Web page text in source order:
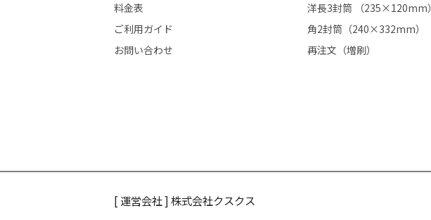
料金表
ご利用ガイド
お問い合わせ
洋長3封筒 （235×120mm）
角2封筒（240×332mm）
再注文（増刷）
[ 運営会社 ]株式会社クスクス